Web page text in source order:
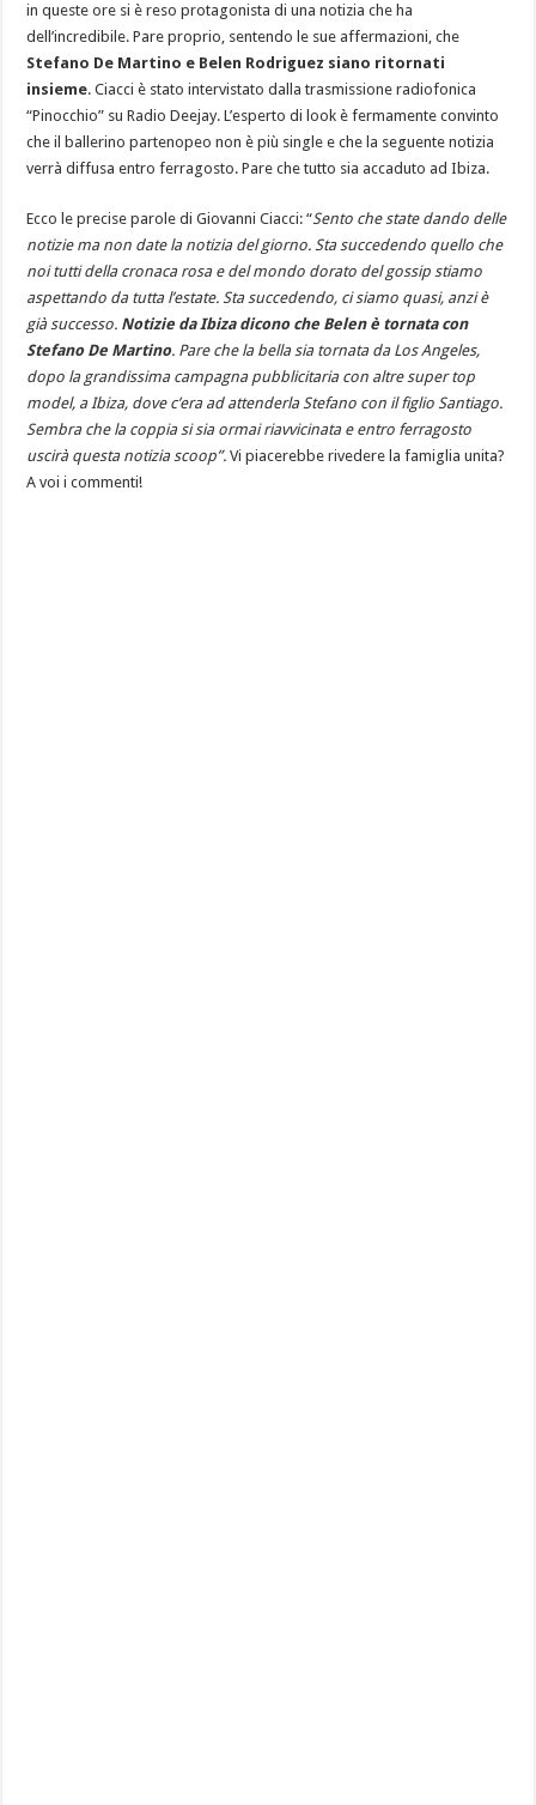
in queste ore si è reso protagonista di una notizia che ha
dell’incredibile. Pare proprio, sentendo le sue affermazioni, che
Stefano De Martino e Belen Rodriguez siano ritornati
insieme. Ciacci è stato intervistato dalla trasmissione radiofonica
“Pinocchio” su Radio Deejay. L’esperto di look è fermamente convinto
che il ballerino partenopeo non è più single e che la seguente notizia
verrà diffusa entro ferragosto. Pare che tutto sia accaduto ad Ibiza.
Ecco le precise parole di Giovanni Ciacci: “Sento che state dando delle
notizie ma non date la notizia del giorno. Sta succedendo quello che
noi tutti della cronaca rosa e del mondo dorato del gossip stiamo
aspettando da tutta l’estate. Sta succedendo, ci siamo quasi, anzi è
già successo. Notizie da Ibiza dicono che Belen è tornata con
Stefano De Martino. Pare che la bella sia tornata da Los Angeles,
dopo la grandissima campagna pubblicitaria con altre super top
model, a Ibiza, dove c’era ad attenderla Stefano con il figlio Santiago.
Sembra che la coppia si sia ormai riavvicinata e entro ferragosto
uscirà questa notizia scoop”.Vi piacerebbe rivedere la famiglia unita?
A voi i commenti!